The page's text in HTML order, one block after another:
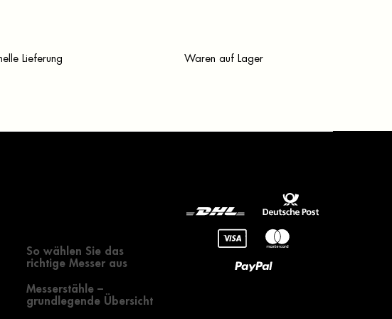
Lieferung Waren auf Lager
So wählen Sie das
richtige Messer aus
Messerstähle –
grundlegende Übersicht